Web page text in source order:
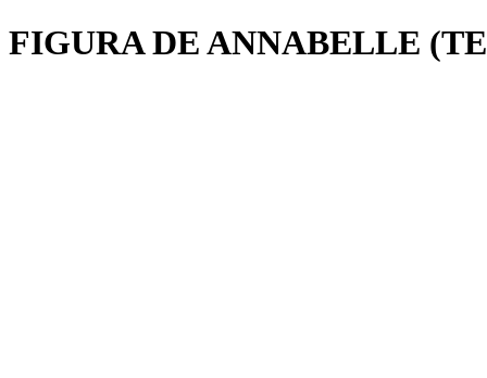
FIGURA DE ANNABELLE